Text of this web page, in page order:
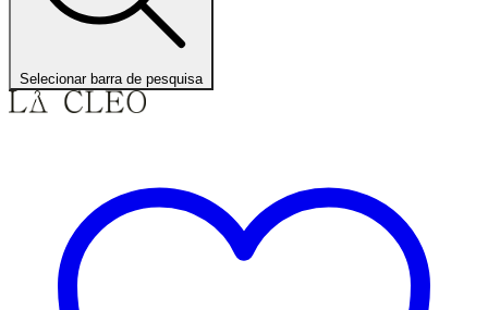
Selecionar barra de pesquisa